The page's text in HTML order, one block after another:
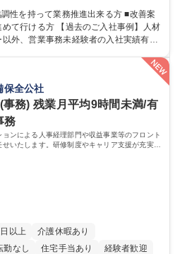
です。業務システムがきちんと構築さ
れることができる環境です。また、
心して業務に取り組んでいただけます。
業事務 ※未経験可
性を持って業務推進出来る方 ■改善案
て行ける方 【過去のご入社事例】人材
外、営業事務未経験者の入社実績有
上に貢献します。ベースの定型業務に加
、能動的なサポート、改善の動きも期
トとして、チームに貢献し、結果的に
ができます。平均19:30の退勤以降の業
リハリのある働き方となります。 学
大 語学力： 資格：
保全公社
事務) 残業月平均9時間未満/有
務
ンによる人事経理部門や収益事業等のフロント
いたします。研修制度やキャリア支援が充実し
以上
介護休暇あり
勤なし 住宅手当あり
経験者歓迎